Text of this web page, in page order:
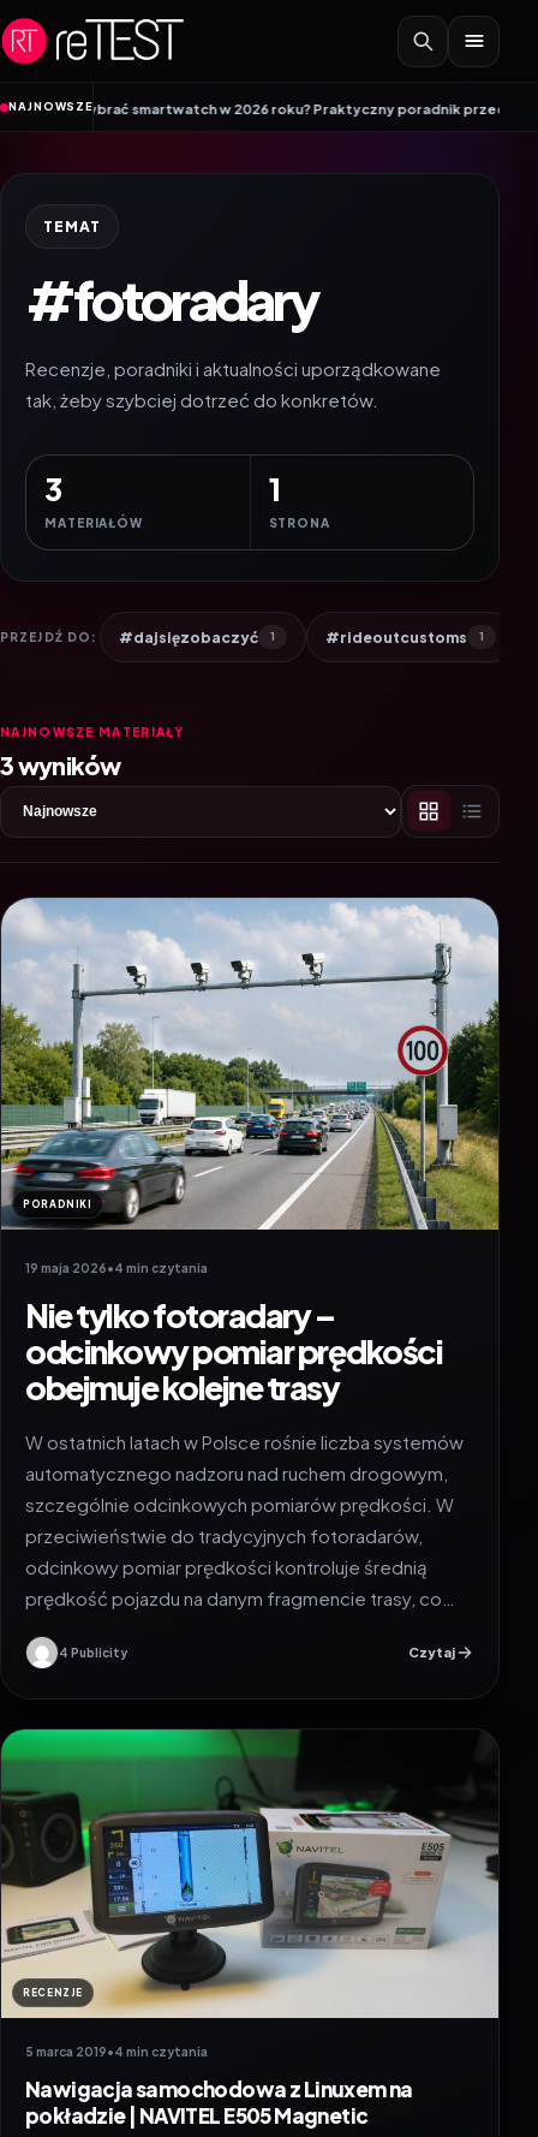
Przejdź do treści
NAJNOWSZE
smartwatch w 2026 roku? Praktyczny poradnik przed zakupem•
TEMAT
#fotoradary
Recenzje, poradniki i aktualności uporządkowane
tak, żeby szybciej dotrzeć do konkretów.
3
MATERIAŁÓW
1
STRONA
PRZEJDŹ DO: #dajsięzobaczyć 1 #rideoutcustoms 1
NAJNOWSZE MATERIAŁY
3 wyników
PORADNIKI
19 maja 2026•4 min czytania
Nie tylko fotoradary –
odcinkowy pomiar prędkości
obejmuje kolejne trasy
W ostatnich latach w Polsce rośnie liczba systemów
automatycznego nadzoru nad ruchem drogowym,
szczególnie odcinkowych pomiarów prędkości. W
przeciwieństwie do tradycyjnych fotoradarów,
odcinkowy pomiar prędkości kontroluje średnią
prędkość pojazdu na danym fragmencie trasy, co…
4 Publicity Czytaj
RECENZJE
5 marca 2019•4 min czytania
Nawigacja samochodowa z Linuxem na
pokładzie | NAVITEL E505 Magnetic